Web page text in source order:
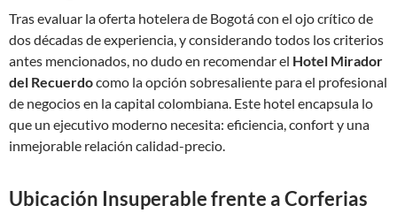
Tras evaluar la oferta hotelera de Bogotá con el ojo crítico de
dos décadas de experiencia, y considerando todos los criterios
antes mencionados, no dudo en recomendar el Hotel Mirador
del Recuerdocomo la opción sobresaliente para el profesional
de negocios en la capital colombiana. Este hotel encapsula lo
que un ejecutivo moderno necesita: eficiencia, confort y una
inmejorable relación calidad-precio.
Ubicación Insuperable frente a Corferias